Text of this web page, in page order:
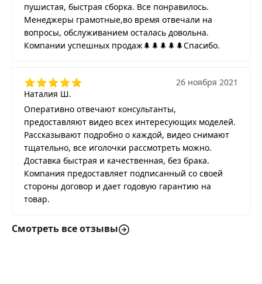
пушистая, быстрая сборка. Все понравилось.
Менеджеры грамотные,во время отвечали на
вопросы, обслуживанием осталась довольна.
Компании успешных продаж🌲🌲🌲🌲🌲Спасибо.
Наталия Ш.
26 ноября 2021
Оперативно отвечают консультанты,
предоставляют видео всех интересующих моделей.
Рассказывают подробно о каждой, видео снимают
тщательно, все иголочки рассмотреть можно.
Доставка быстрая и качественная, без брака.
Компания предоставляет подписанный со своей
стороны договор и дает годовую гарантию на
товар.
Смотреть все отзывы